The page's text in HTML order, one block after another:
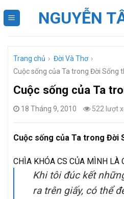
NGUYỄN
Trang chủ › Đời Và Thơ ›
Cuộc sống của Ta trong Đời Sống
Cuộc sống của Ta
18 Tháng 9, 2010 522 lượt
Cuộc sống của Ta trong Đời
CHÌA KHÓA CS CỦA MÌNH LÀ
Khi tôi đúc kết
ra trên giấy, có thể